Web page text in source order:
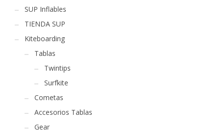
SUP Inflables
TIENDA SUP
Kiteboarding
Tablas
Twintips
Surfkite
Cometas
Accesorios Tablas
Gear